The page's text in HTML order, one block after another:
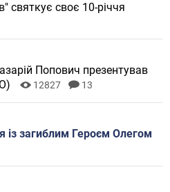
святкує своє 10-річчя
Попович презентував
12827 13
із загиблим Героєм Олегом